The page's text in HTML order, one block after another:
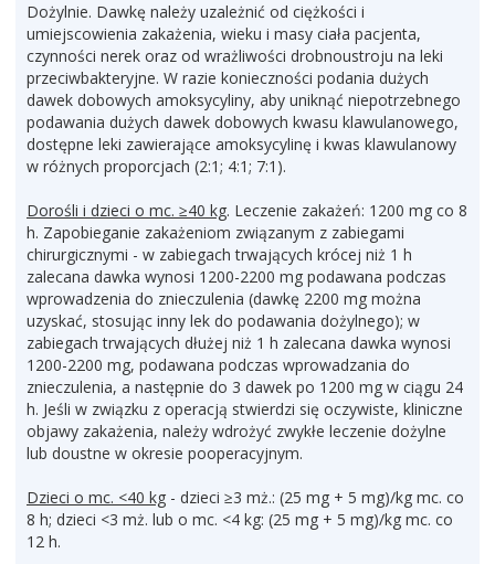
Dożylnie. Dawkę należy uzależnić od ciężkości i
umiejscowienia zakażenia, wieku i masy ciała pacjenta,
czynności nerek oraz od wrażliwości drobnoustroju na leki
przeciwbakteryjne. W razie konieczności podania dużych
dawek dobowych amoksycyliny, aby uniknąć niepotrzebnego
podawania dużych dawek dobowych kwasu klawulanowego,
dostępne leki zawierające amoksycylinę i kwas klawulanowy
w różnych proporcjach (2:1; 4:1; 7:1).
Dorośli i dzieci o mc. ≥40 kg. Leczenie zakażeń: 1200 mg co 8
h. Zapobieganie zakażeniom związanym z zabiegami
chirurgicznymi - w zabiegach trwających krócej niż 1 h
zalecana dawka wynosi 1200-2200 mg podawana podczas
wprowadzenia do znieczulenia (dawkę 2200 mg można
uzyskać, stosując inny lek do podawania dożylnego); w
zabiegach trwających dłużej niż 1 h zalecana dawka wynosi
1200-2200 mg, podawana podczas wprowadzania do
znieczulenia, a następnie do 3 dawek po 1200 mg w ciągu 24
h. Jeśli w związku z operacją stwierdzi się oczywiste, kliniczne
objawy zakażenia, należy wdrożyć zwykłe leczenie dożylne
lub doustne w okresie pooperacyjnym.
Dzieci o mc. <40 kg - dzieci ≥3 mż.: (25 mg + 5 mg)/kg mc. co
8 h; dzieci <3 mż. lub o mc. <4 kg: (25 mg + 5 mg)/kg mc. co
12 h.